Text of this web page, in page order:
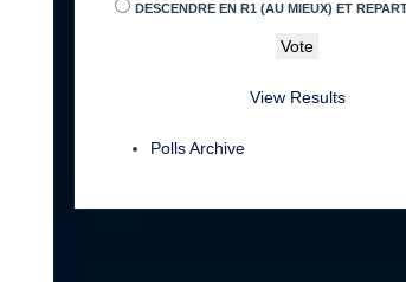
DESCENDRE EN R1 (AU MIEUX) ET
View Results
Polls Archive